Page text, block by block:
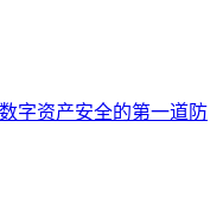
字资产安全的第一道防